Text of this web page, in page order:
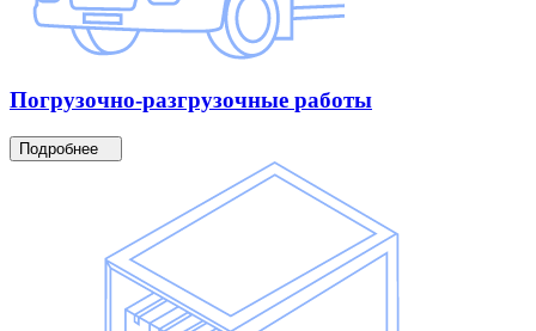
Погрузочно-разгрузочные работы
Подробнее